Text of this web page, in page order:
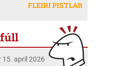
ekki nær að nota þá
Auk þess verður boðið
Ósk
og Huldu Ragnhildi
þangað og fóru átta
fólk í fjölskyldubúðum,
til að aðstoða í
og síðan komu margir úr
í heimsókn til okkar á
FLEIRI PISTLAR
15. apríl 2026